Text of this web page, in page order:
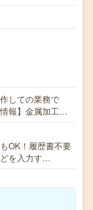
しての業務で
報】金属加工…
OK！履歴書不要
を入力す…